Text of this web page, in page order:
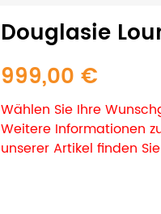
Douglasie
999,00 €
Wählen Sie Ihre
Weitere Informationen
unserer Artikel finden